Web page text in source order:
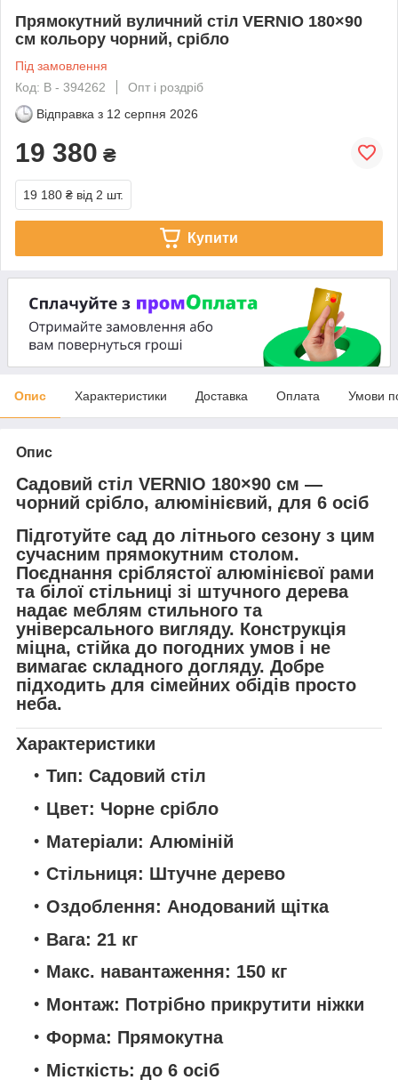
Прямокутний вуличний стіл VERNIO 180×90
см кольору чорний, срібло
Під замовлення
Код: В - 394262
Опт і роздріб
Відправка з 12 серпня 2026
19 380 ₴
19 180 ₴ від 2 шт.
Купити
Опис Характеристики Доставка Оплата Умови
Опис
Садовий стіл VERNIO 180×90 см —
чорний срібло, алюмінієвий, для 6 осіб
Підготуйте сад до літнього сезону з цим
сучасним прямокутним столом.
Поєднання сріблястої алюмінієвої рами
та білої стільниці зі штучного дерева
надає меблям стильного та
універсального вигляду. Конструкція
міцна, стійка до погодних умов і не
вимагає складного догляду. Добре
підходить для сімейних обідів просто
неба.
Характеристики
Тип: Садовий стіл
Цвет: Чорне срібло
Матеріали: Алюміній
Стільниця: Штучне дерево
Оздоблення: Анодований щітка
Вага: 21 кг
Макс. навантаження: 150 кг
Монтаж: Потрібно прикрутити ніжки
Форма: Прямокутна
Місткість: до 6 осіб